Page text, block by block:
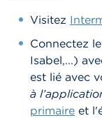
Visitez
Connectez
Isabel,...)
est lié avec
à
primaire et